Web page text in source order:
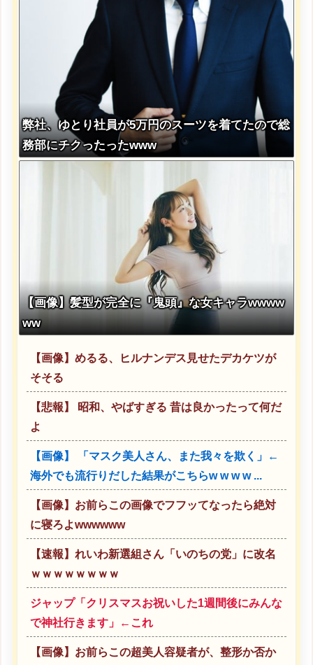
弊社、ゆとり社員が5万円のスーツを着てたので総
務部にチクったったwww
【画像】髪型が完全に『鬼頭』な女キャラwwww
ww
【画像】めるる、ヒルナンデス見せたデカケツが
そそる
【悲報】 昭和、やばすぎる 昔は良かったって何だ
よ
【画像】 「マスク美人さん、また我々を欺く」←
海外でも流行りだした結果がこちらw w w w ...
【画像】お前らこの画像でフフッてなったら絶対
に寝ろよwwwwww
【速報】れいわ新選組さん「いのちの党」に改名
ｗｗｗｗｗｗｗｗ
ジャップ「クリスマスお祝いした1週間後にみんな
で神社行きます」←これ
【画像】お前らこの超美人容疑者が、整形か否か